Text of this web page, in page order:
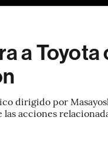
a
dirigido por
acciones